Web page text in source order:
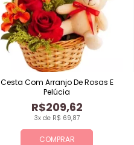
COMPRAR
3x de R$ 69,87
R$209,62
Cesta Com Arranjo De Rosas E
Pelúcia